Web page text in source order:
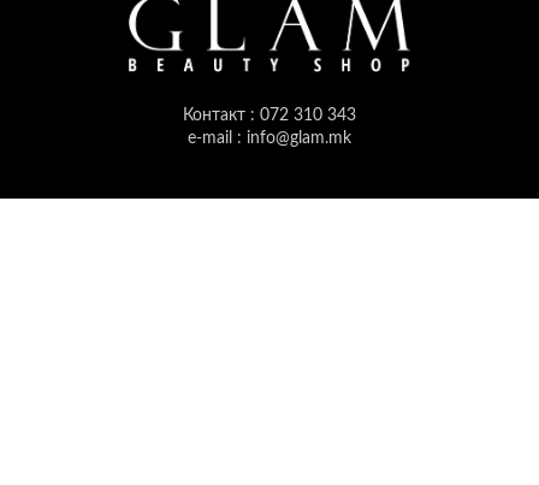
Контакт : 072 310 343
e-mail : info@glam.mk